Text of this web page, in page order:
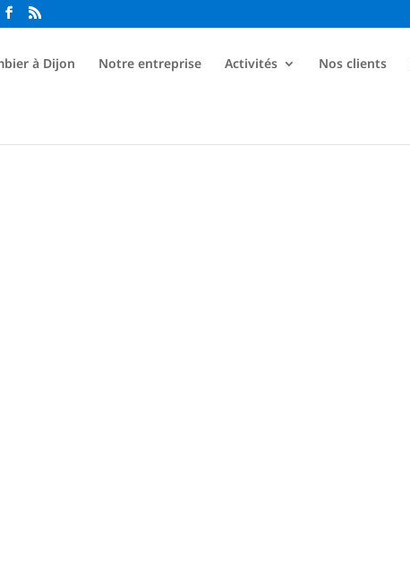
à Dijon Notre entreprise Activités Nos clients